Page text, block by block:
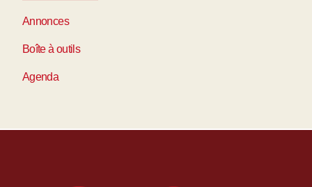
Annonces
Boîte à outils
Agenda